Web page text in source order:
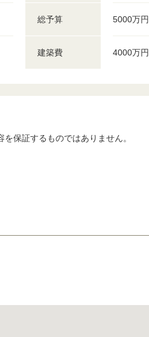
総予算 5000万
建築費 4000万
保証するものではありません。